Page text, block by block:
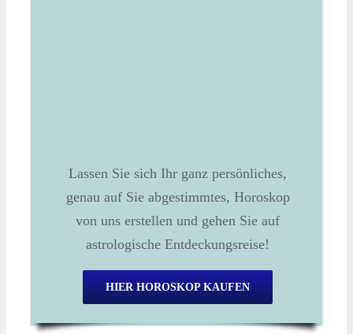
Lassen Sie sich Ihr ganz persönliches,
genau auf Sie abgestimmtes, Horoskop
von uns erstellen und gehen Sie auf
astrologische Entdeckungsreise!
HIER HOROSKOP KAUFEN